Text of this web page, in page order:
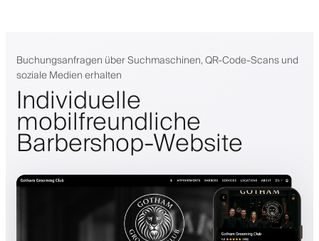
Buchungsanfragen über Suchmaschinen, QR-Code-Scans und
soziale Medien erhalten
Individuelle
mobilfreundliche
Barbershop-Website